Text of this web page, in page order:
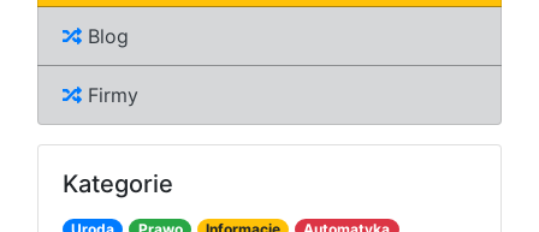
Blog
Firmy
Kategorie